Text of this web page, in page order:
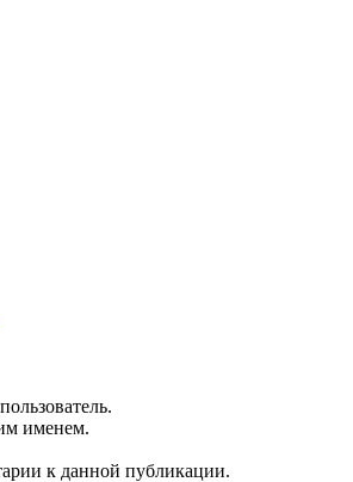
именем.
к данной публикации.